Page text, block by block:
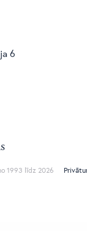
6
1993 līdz 2026